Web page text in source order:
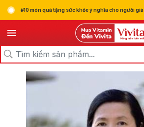
#10 món quà tặng sức khỏe ý nghĩa cho người già